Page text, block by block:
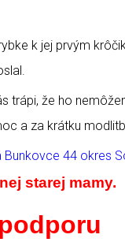
k jej prvým
trápi, že ho
a za krátku
44 okres
starej mamy.